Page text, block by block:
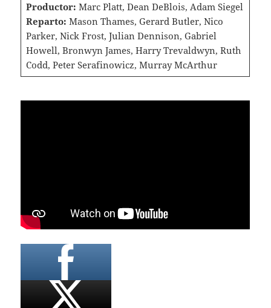
Productor: Marc Platt, Dean DeBlois, Adam Siegel
Reparto: Mason Thames, Gerard Butler, Nico
Parker, Nick Frost, Julian Dennison, Gabriel
Howell, Bronwyn James, Harry Trevaldwyn, Ruth
Codd, Peter Serafinowicz, Murray McArthur